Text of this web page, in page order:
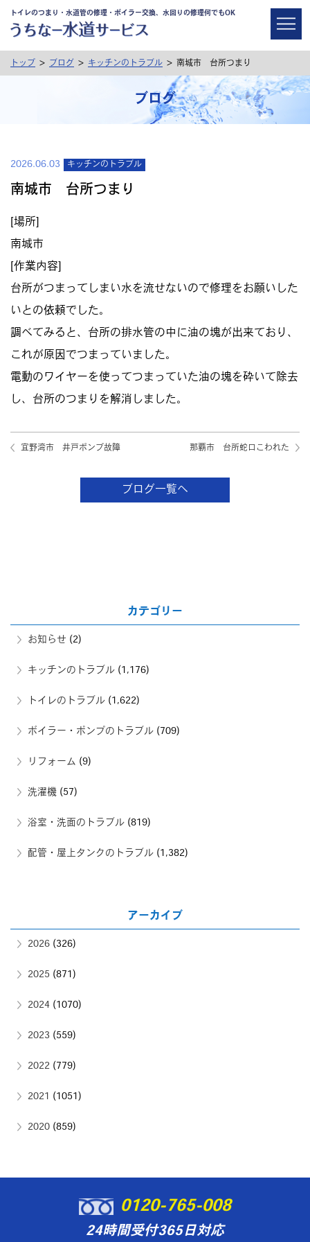
トイレのつまり・水道管の修理・ボイラー交換、水回りの修理何でもOK
トップ > ブログ > キッチンのトラブル > 南城市 台所つまり
ブログ
2026.06.03 キッチンのトラブル
南城市 台所つまり
[場所]
南城市
[作業内容]
台所がつまってしまい水を流せないので修理をお願いした
いとの依頼でした。
調べてみると、台所の排水管の中に油の塊が出来ており、
これが原因でつまっていました。
電動のワイヤーを使ってつまっていた油の塊を砕いて除去
し、台所のつまりを解消しました。
宜野湾市 井戸ポンプ故障 那覇市 台所蛇口こわれた
ブログ一覧へ
カテゴリー
お知らせ (2)
キッチンのトラブル (1,176)
トイレのトラブル (1,622)
ボイラー・ポンプのトラブル (709)
リフォーム (9)
洗濯機 (57)
浴室・洗面のトラブル (819)
配管・屋上タンクのトラブル (1,382)
アーカイブ
2026 (326)
2025 (871)
2024 (1070)
2023 (559)
2022 (779)
2021 (1051)
2020 (859)
0120-765-008
24時間受付365日対応